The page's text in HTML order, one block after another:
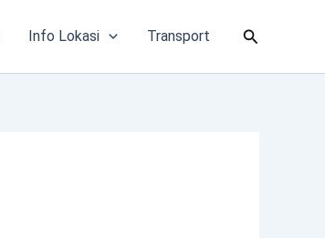
Info Lokasi Transport Cari